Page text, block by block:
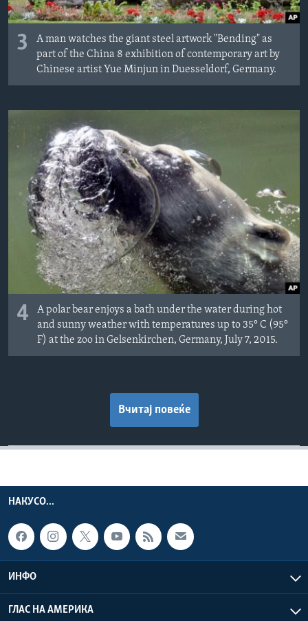
3
A man watches the giant steel artwork "Bending" as
part of the China 8 exhibition of contemporary art by
Chinese artist Yue Minjun in Duesseldorf, Germany.
4
A polar bear enjoys a bath under the water during hot
and sunny weather with temperatures up to 35°C (95°
F) at the zoo in Gelsenkirchen, Germany, July 7, 2015.
Вчитај повеќе
НАКУСО...
ИНФО
ГЛАС НА АМЕРИКА